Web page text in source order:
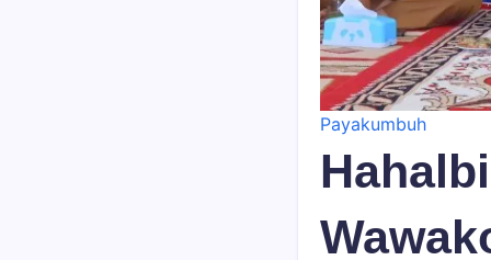
Payakumbuh